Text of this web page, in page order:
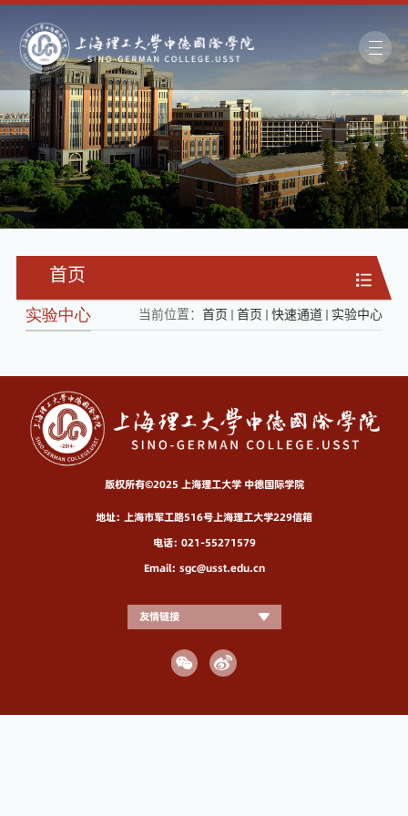
首页
当前位置：首页 首页 快速通道 实验中心
实验中心
版权所有©2025 上海理工大学 中德国际学院
地址：上海市军工路516号上海理工大学229信箱
电话：021-55271579
Email：sgc@usst.edu.cn
友情链接